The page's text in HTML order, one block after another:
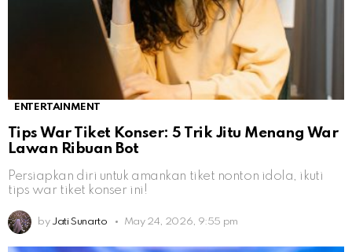
ENTERTAINMENT
Tips War Tiket Konser: 5 Trik Jitu Menang War
Lawan Ribuan Bot
Persiapkan diri untuk amankan tiket nonton idola, ikuti
tips war tiket konser ini!
by Jati Sunarto May 24, 2026, 9:55 pm